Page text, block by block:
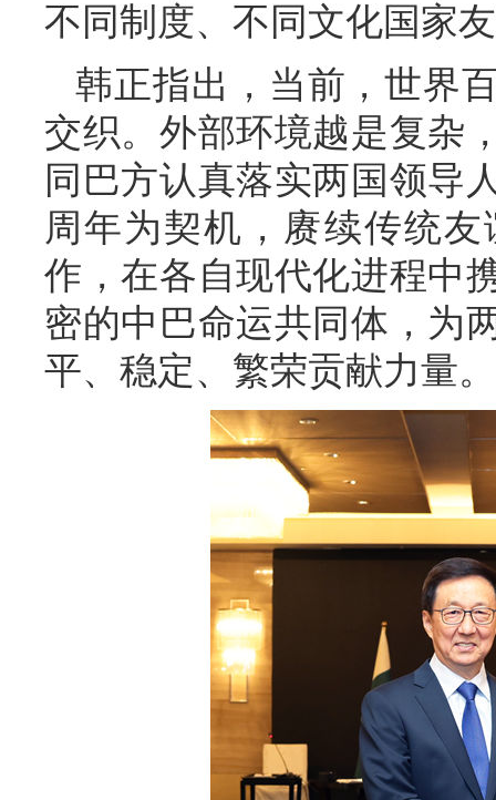
不同制度、不同文化国家
韩正指出，当前，世界
交织。外部环境越是复杂
同巴方认真落实两国领导
周年为契机，赓续传统
作，在各自现代化进程中
密的中巴命运共同体，为
平、稳定、繁荣贡献力量。